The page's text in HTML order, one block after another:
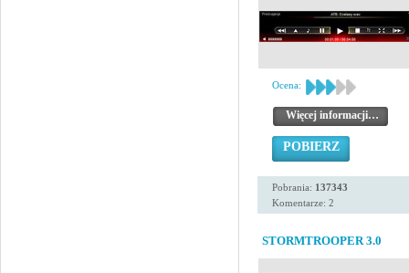
Ocena:
Więcej informacji…
POBIERZ
Pobrania: 137343
Komentarze: 2
STORMTROOPER 3.0